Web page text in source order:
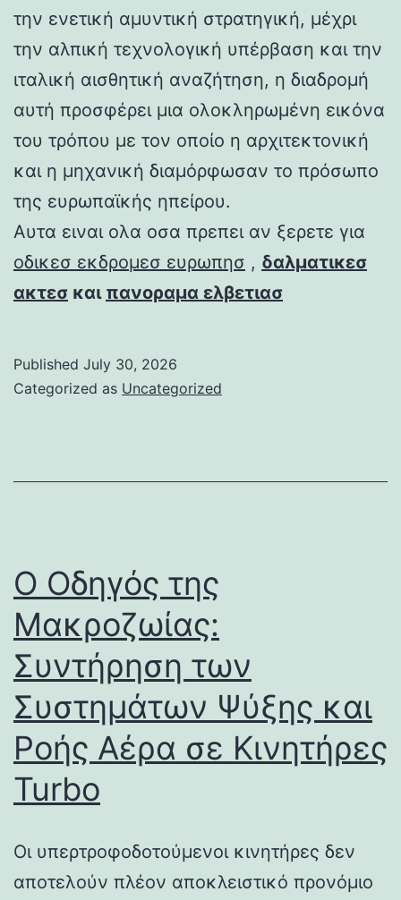
την ενετική αμυντική στρατηγική, μέχρι
την αλπική τεχνολογική υπέρβαση και την
ιταλική αισθητική αναζήτηση, η διαδρομή
αυτή προσφέρει μια ολοκληρωμένη εικόνα
του τρόπου με τον οποίο η αρχιτεκτονική
και η μηχανική διαμόρφωσαν το πρόσωπο
της ευρωπαϊκής ηπείρου.
Αυτα ειναι ολα οσα πρεπει αν ξερετε για
οδικεσ εκδρομεσ ευρωπησ , δαλματικεσ
ακτεσ και πανοραμα ελβετιασ
Published July 30, 2026
Categorized as Uncategorized
Ο Οδηγός της
Μακροζωίας:
Συντήρηση των
Συστημάτων Ψύξης και
Ροής Αέρα σε Κινητήρες
Turbo
Οι υπερτροφοδοτούμενοι κινητήρες δεν
αποτελούν πλέον αποκλειστικό προνόμιο